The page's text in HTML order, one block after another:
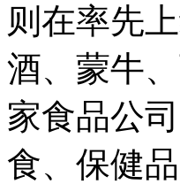
则在率先
酒、蒙牛
家食品公
食、保健